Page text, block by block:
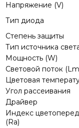
Напряжение (V)
Тип диода
Степень защиты
Тип источника
Мощность (W)
Световой поток
Цветовая
Угол рассеивания
Драйвер
Индекс
(Ra)